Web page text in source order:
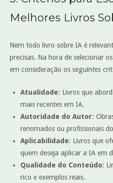
Melhores Livros
Nem todo livro sobre IA é
precisas. Na hora de selecionar
em consideração os seguintes
Atualidade: Livros que
mais recentes em IA.
Autoridade do Autor:
renomados ou profissionais
Aplicabilidade: Livros que
quem deseja aplicar a IA em
Qualidade do Conteúdo:
rico e exemplos reais.